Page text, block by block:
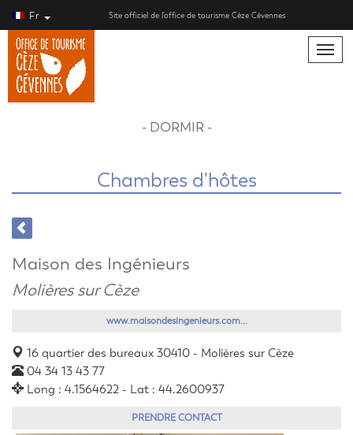
Fr Site officiel de l’office de tourisme Cèze Cévennes
Toggle
- DORMIR -
Chambres d'hôtes
Maison des Ingénieurs
Molières sur Cèze
www.maisondesingenieurs.com...
16 quartier des bureaux 30410 - Molières sur Cèze
04 34 13 43 77
Long : 4.1564622 - Lat : 44.2600937
PRENDRE CONTACT